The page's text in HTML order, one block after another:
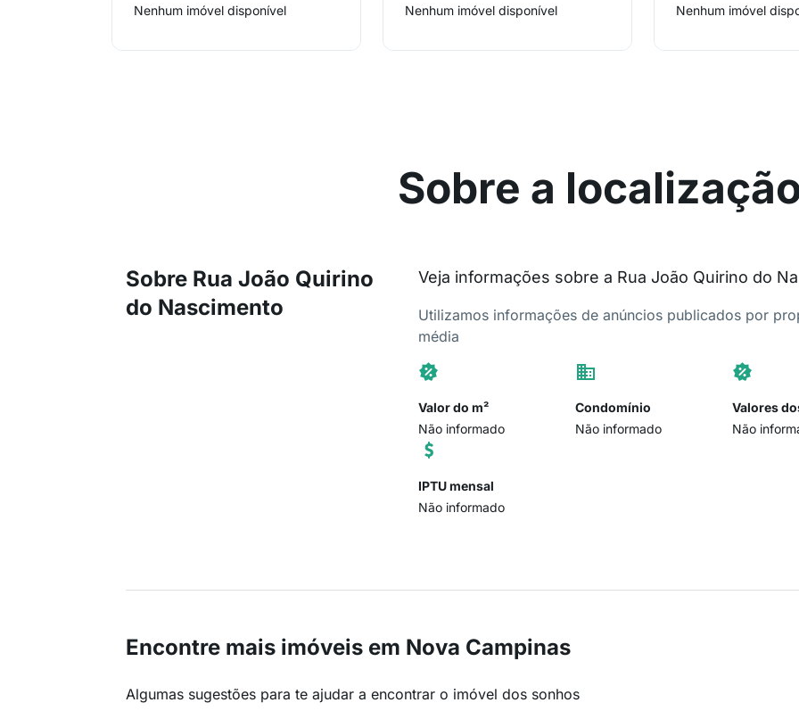
Nenhum imóvel disponível
Nenhum imóvel disponível
Nenhum imóvel
Sobre a
Sobre Rua João Quirino
do Nascimento
Veja informações sobre a Rua João Quirino do
Utilizamos informações de anúncios publicados por
média
Valor do m²
Não informado
Condomínio
Não informado
Valores
Não
IPTU mensal
Não informado
Encontre mais imóveis em Nova Campinas
Algumas sugestões para te ajudar a encontrar o imóvel dos sonhos